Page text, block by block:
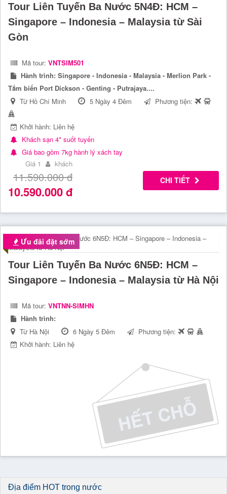
Tour Liên Tuyến Ba Nước 5N4Đ: HCM –
Singapore – Indonesia – Malaysia từ Sài
Gòn
Mã tour: VNTSIM501
Hành trình: Singapore - Indonesia - Malaysia - Merlion Park -
Tắm biển Port Dickson - Genting - Putrajaya....
Từ Hồ Chí Minh
5 Ngày 4 Đêm Phương tiện:
Khởi hành: Liên hệ
Khách sạn 4* suốt tuyến
Giá bao gồm 7kg hành lý xách tay
Giá 1
khách
11.590.000đ
10.590.000đ
CHI TIẾT
Ưu đãi đặt sớm
Tour Liên Tuyến Ba Nước 6N5Đ: HCM –
Singapore – Indonesia – Malaysia từ Hà Nội
Mã tour: VNTNN-SIMHN
Hành trình:
Từ Hà Nội
6 Ngày 5 Đêm
Phương tiện:
Khởi hành: Liên hệ
Địa điểm HOT trong nước